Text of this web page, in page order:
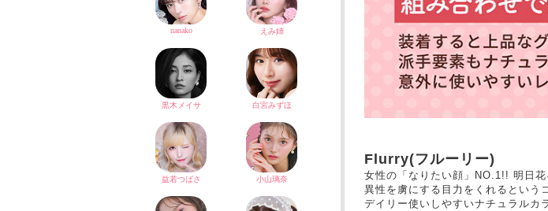
Flurry(フルーリー)
女性の「なりたい顔」NO.1!! 明日
異性を虜にする目力をくれるという
デイリー使いしやすいナチュラルカ